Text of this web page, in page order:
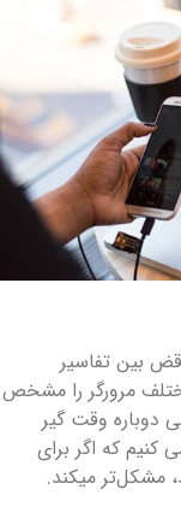
بین تفاسیر
مرورگر را مشخص
دوباره وقت گیر
کنیم که اگر برای
مشکل‌تر میکند.